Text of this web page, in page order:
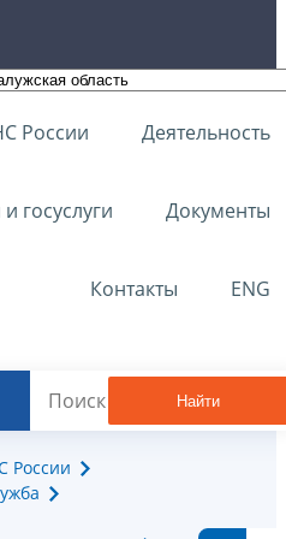
России Деятельность
госуслуги Документы
Контакты ENG
Найти
России